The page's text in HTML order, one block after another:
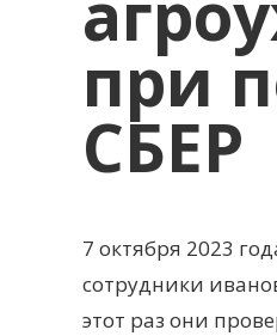
при
СБЕР
7 октября 2023
сотрудники
этот раз они